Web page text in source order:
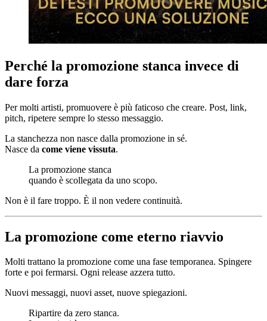
Perché la promozione stanca invece di
dare forza
Per molti artisti, promuovere è più faticoso che creare. Post, link,
pitch, ripetere sempre lo stesso messaggio.
La stanchezza non nasce dalla promozione in sé.
Nasce da come viene vissuta.
La promozione stanca
quando è scollegata da uno scopo.
Non è il fare troppo. È il non vedere continuità.
La promozione come eterno riavvio
Molti trattano la promozione come una fase temporanea. Spingere
forte e poi fermarsi. Ogni release azzera tutto.
Nuovi messaggi, nuovi asset, nuove spiegazioni.
Ripartire da zero stanca.